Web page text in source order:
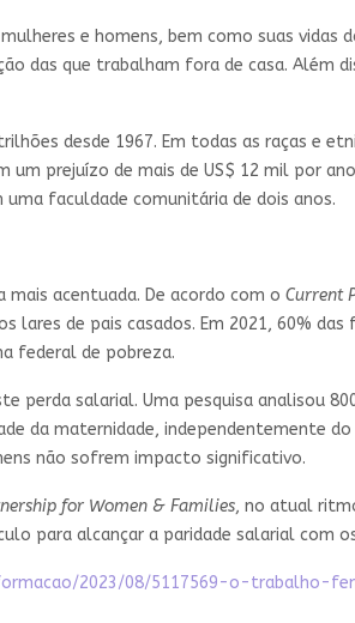
e homens, bem como suas vidas
das que trabalham fora de casa. Além
desde 1967. Em todas as raças e
prejuízo de mais de US$ 12 mil por
faculdade comunitária de dois anos.
mais acentuada. De acordo com o Current
de pais casados. Em 2021, 60%
federal de pobreza.
perda salarial. Uma pesquisa analisou
da maternidade, independentemente
não sofrem impacto significativo.
for Women & Families, no atual
para alcançar a paridade salarial com
2023/08/5117569-o-